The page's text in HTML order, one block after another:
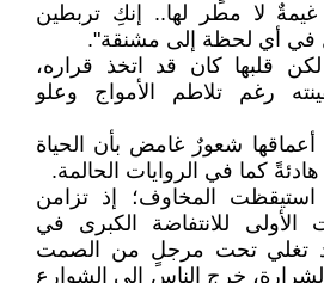
غيمةٌ لا مطر لها.. إنكِ تربطين
في أي لحظة إلى مشنقة".
قلبها كان قد اتخذ قراره،
رغم تلاطم الأمواج وعلو
أعماقها شعورٌ غامض بأن الحياة
كما في الروايات الحالمة.
المخاوف؛ إذ تزامن
الأولى للانتفاضة الكبرى في
تغلي تحت مرجلٍ من الصمت
خرج الناس إلى الشوارع